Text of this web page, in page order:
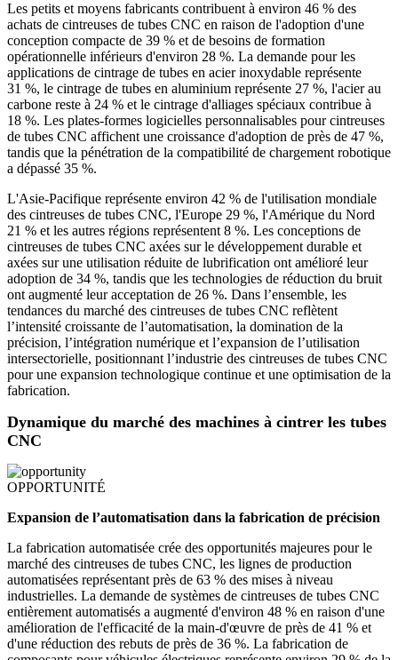
Les petits et moyens fabricants contribuent à environ 46 % des
achats de cintreuses de tubes CNC en raison de l'adoption d'une
conception compacte de 39 % et de besoins de formation
opérationnelle inférieurs d'environ 28 %. La demande pour les
applications de cintrage de tubes en acier inoxydable représente
31 %, le cintrage de tubes en aluminium représente 27 %, l'acier au
carbone reste à 24 % et le cintrage d'alliages spéciaux contribue à
18 %. Les plates-formes logicielles personnalisables pour cintreuses
de tubes CNC affichent une croissance d'adoption de près de 47 %,
tandis que la pénétration de la compatibilité de chargement robotique
a dépassé 35 %.
L'Asie-Pacifique représente environ 42 % de l'utilisation mondiale
des cintreuses de tubes CNC, l'Europe 29 %, l'Amérique du Nord
21 % et les autres régions représentent 8 %. Les conceptions de
cintreuses de tubes CNC axées sur le développement durable et
axées sur une utilisation réduite de lubrification ont amélioré leur
adoption de 34 %, tandis que les technologies de réduction du bruit
ont augmenté leur acceptation de 26 %. Dans l’ensemble, les
tendances du marché des cintreuses de tubes CNC reflètent
l’intensité croissante de l’automatisation, la domination de la
précision, l’intégration numérique et l’expansion de l’utilisation
intersectorielle, positionnant l’industrie des cintreuses de tubes CNC
pour une expansion technologique continue et une optimisation de la
fabrication.
Dynamique du marché des machines à cintrer les tubes
CNC
OPPORTUNITÉ
Expansion de l’automatisation dans la fabrication de précision
La fabrication automatisée crée des opportunités majeures pour le
marché des cintreuses de tubes CNC, les lignes de production
automatisées représentant près de 63 % des mises à niveau
industrielles. La demande de systèmes de cintreuses de tubes CNC
entièrement automatisés a augmenté d'environ 48 % en raison d'une
amélioration de l'efficacité de la main-d'œuvre de près de 41 % et
d'une réduction des rebuts de près de 36 %. La fabrication de